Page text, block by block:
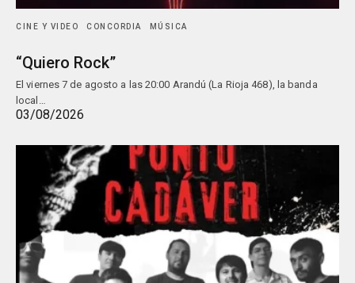
CINE Y VIDEO CONCORDIA MÚSICA
“Quiero Rock”
El viernes 7 de agosto a las 20:00 Arandú (La Rioja 468), la banda
local…
03/08/2026